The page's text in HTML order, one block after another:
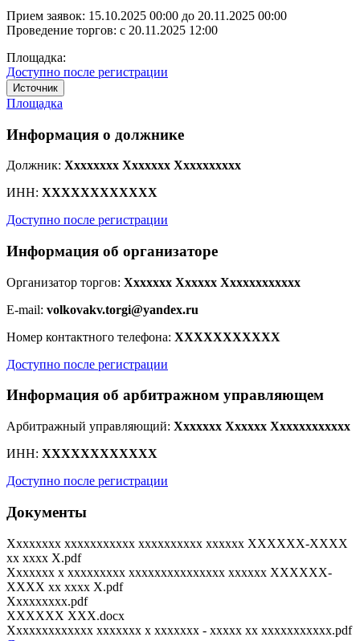
Прием заявок: 15.10.2025 00:00 до 20.11.2025 00:00
Проведение торгов: с 20.11.2025 12:00
Площадка:
Доступно после регистрации
Источник
Площадка
Информация о должнике
Должник: Xxxxxxxx Xxxxxxx Xxxxxxxxxx
ИНН: XXXXXXXXXXXX
Доступно после регистрации
Информация об организаторе
Организатор торгов: Xxxxxxx Xxxxxx Xxxxxxxxxxxx
E-mail: volkovakv.torgi@yandex.ru
Номер контактного телефона: XXXXXXXXXXX
Доступно после регистрации
Информация об арбитражном управляющем
Арбитражный управляющий: Xxxxxxx Xxxxxx Xxxxxxxxxxxx
ИНН: XXXXXXXXXXXX
Доступно после регистрации
Документы
Xxxxxxxx xxxxxxxxxxx xxxxxxxxxx xxxxxx XXXXXX-XXXX
xx xxxx X.pdf
Xxxxxxx x xxxxxxxxx xxxxxxxxxxxxxxx xxxxxx XXXXXX-
XXXX xx xxxx X.pdf
Xxxxxxxxx.pdf
XXXXXX XXX.docx
Xxxxxxxxxxxxx xxxxxxx x xxxxxxx - xxxxx xx xxxxxxxxxxx.pdf